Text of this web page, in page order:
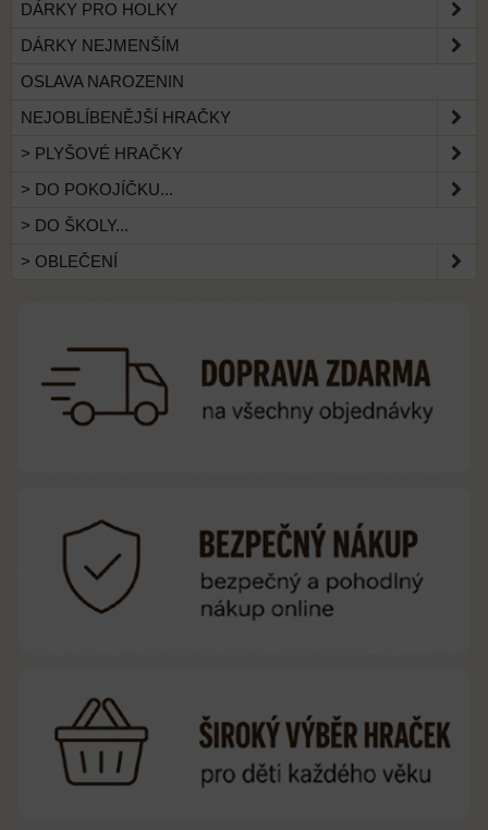
DÁRKY PRO HOLKY
DÁRKY NEJMENŠÍM
OSLAVA NAROZENIN
NEJOBLÍBENĚJŠÍ HRAČKY
> PLYŠOVÉ HRAČKY
> DO POKOJÍČKU...
> DO ŠKOLY...
> OBLEČENÍ